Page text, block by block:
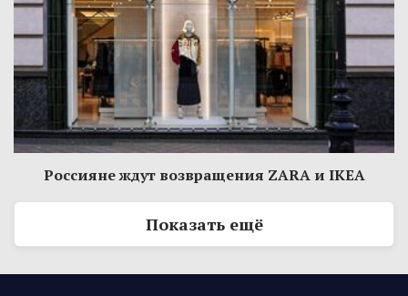
Россияне ждут возвращения ZARA и IKEA
Показать ещё